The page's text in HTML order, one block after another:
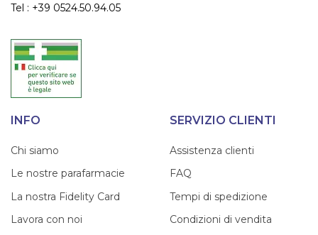
Tel : +39 0524.50.94.05
INFO
Chi siamo
Le nostre parafarmacie
La nostra Fidelity Card
Lavora con noi
SERVIZIO CLIENTI
Assistenza clienti
FAQ
Tempi di spedizione
Condizioni di vendita